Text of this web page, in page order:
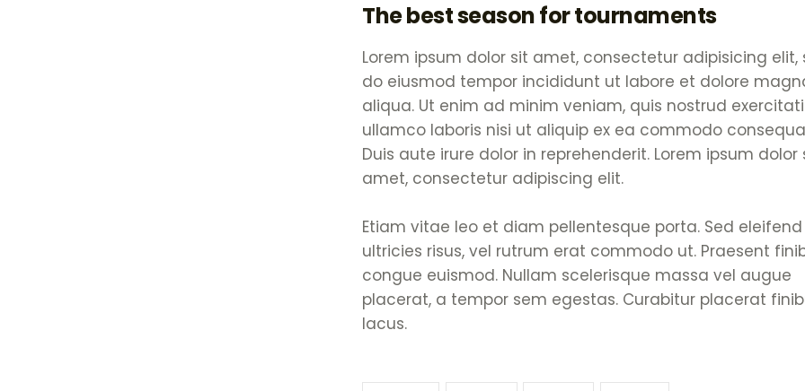
The best season for tournaments
Lorem ipsum dolor sit amet, consectetur adipisicing elit,
do eiusmod tempor incididunt ut labore et dolore
aliqua. Ut enim ad minim veniam, quis nostrud
ullamco laboris nisi ut aliquip ex ea commodo
Duis aute irure dolor in reprehenderit. Lorem ipsum dolor
amet, consectetur adipiscing elit.
Etiam vitae leo et diam pellentesque porta. Sed eleifend
ultricies risus, vel rutrum erat commodo ut. Praesent
congue euismod. Nullam scelerisque massa vel augue
placerat, a tempor sem egestas. Curabitur placerat
lacus.